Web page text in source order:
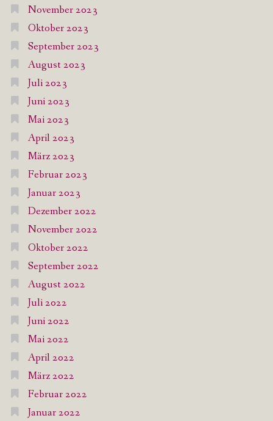
November 2023
Oktober 2023
September 2023
August 2023
Juli 2023
Juni 2023
Mai 2023
April 2023
März 2023
Februar 2023
Januar 2023
Dezember 2022
November 2022
Oktober 2022
September 2022
August 2022
Juli 2022
Juni 2022
Mai 2022
April 2022
März 2022
Februar 2022
Januar 2022